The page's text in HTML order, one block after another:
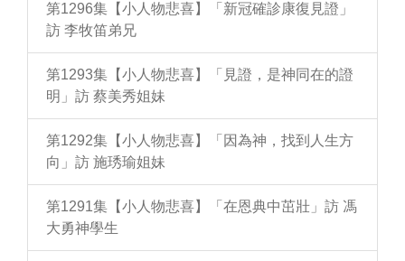
第1296集【小人物悲喜】「新冠確診康復見證」
訪 李牧笛弟兄
第1293集【小人物悲喜】「見證，是神同在的證
明」訪 蔡美秀姐妹
第1292集【小人物悲喜】「因為神，找到人生方
向」訪 施琇瑜姐妹
第1291集【小人物悲喜】「在恩典中茁壯」訪 馮
大勇神學生